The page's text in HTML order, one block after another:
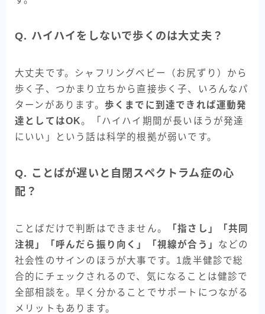
Q. ハイハイをしないで歩くのは大丈夫？
大丈夫です。シャフリングベビー（お尻ずり）から
歩く子、つかまり立ちから直接歩く子、いろんなパ
ターンがあります。 歩くまでに到達できれば運動発
達としてはOK。「ハイハイ期間が長いほうが発達
にいい」という話は科学的根拠が弱いです。
Q. ことばが遅いと自閉スペクトラム症の心
配？
ことばだけで判断はできません。
「指さし」「共同
注視」「呼んだら振り向く」「視線が合う」 などの
社会性のサインのほうが大事です。1歳半健診で総
合的にチェックされるので、気になることは健診で
全部相談を。早く分かることでサポートにつながる
メリットもあります。